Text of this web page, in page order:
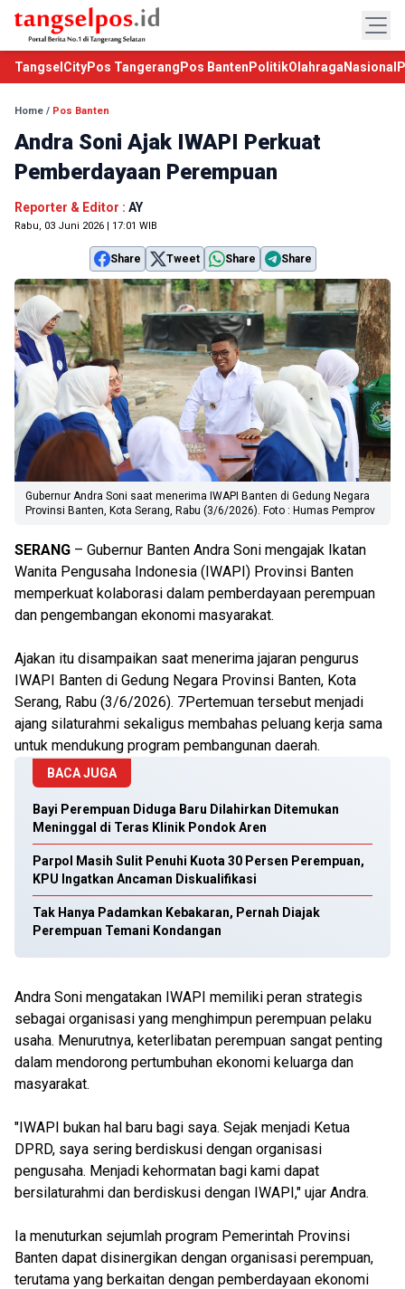
TangselCityPos Tangerang Pos Banten PolitikOlahraga Nasional
Home / Pos Banten
Andra Soni Ajak IWAPI Perkuat
Pemberdayaan Perempuan
Reporter & Editor : AY
Rabu, 03 Juni 2026 | 17:01 WIB
Share Tweet Share Share
Gubernur Andra Soni saat menerima IWAPI Banten di Gedung Negara
Provinsi Banten, Kota Serang, Rabu (3/6/2026). Foto : Humas Pemprov
SERANG – Gubernur Banten Andra Soni mengajak Ikatan
Wanita Pengusaha Indonesia (IWAPI) Provinsi Banten
memperkuat kolaborasi dalam pemberdayaan perempuan
dan pengembangan ekonomi masyarakat.
Ajakan itu disampaikan saat menerima jajaran pengurus
IWAPI Banten di Gedung Negara Provinsi Banten, Kota
Serang, Rabu (3/6/2026). 7Pertemuan tersebut menjadi
ajang silaturahmi sekaligus membahas peluang kerja sama
untuk mendukung program pembangunan daerah.
BACA JUGA
Bayi Perempuan Diduga Baru Dilahirkan Ditemukan
Meninggal di Teras Klinik Pondok Aren
Parpol Masih Sulit Penuhi Kuota 30 Persen Perempuan,
KPU Ingatkan Ancaman Diskualifikasi
Tak Hanya Padamkan Kebakaran, Pernah Diajak
Perempuan Temani Kondangan
Andra Soni mengatakan IWAPI memiliki peran strategis
sebagai organisasi yang menghimpun perempuan pelaku
usaha. Menurutnya, keterlibatan perempuan sangat penting
dalam mendorong pertumbuhan ekonomi keluarga dan
masyarakat.
"IWAPI bukan hal baru bagi saya. Sejak menjadi Ketua
DPRD, saya sering berdiskusi dengan organisasi
pengusaha. Menjadi kehormatan bagi kami dapat
bersilaturahmi dan berdiskusi dengan IWAPI," ujar Andra.
Ia menuturkan sejumlah program Pemerintah Provinsi
Banten dapat disinergikan dengan organisasi perempuan,
terutama yang berkaitan dengan pemberdayaan ekonomi